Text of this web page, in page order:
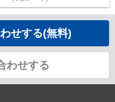
せする(無料)
わせする